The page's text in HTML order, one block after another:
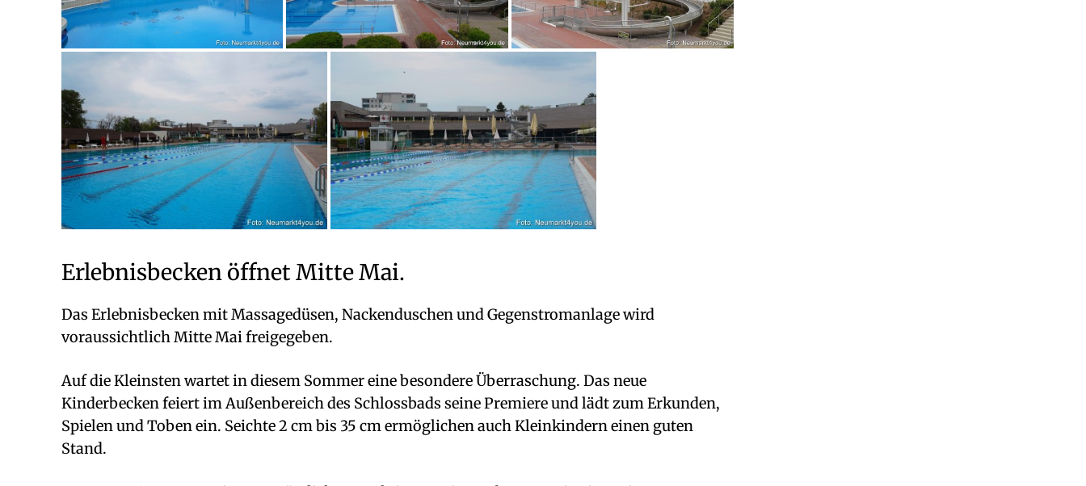
Erlebnisbecken öffnet Mitte Mai.
Das Erlebnisbecken mit Massagedüsen, Nackenduschen und Gegenstromanlage wird
voraussichtlich Mitte Mai freigegeben.
Auf die Kleinsten wartet in diesem Sommer eine besondere Überraschung. Das neue
Kinderbecken feiert im Außenbereich des Schlossbads seine Premiere und lädt zum Erkunden,
Spielen und Toben ein. Seichte 2 cm bis 35 cm ermöglichen auch Kleinkindern einen guten
Stand.